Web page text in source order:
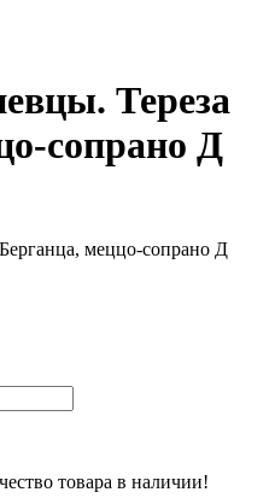
Тереза
сопрано Д
товара в наличии!